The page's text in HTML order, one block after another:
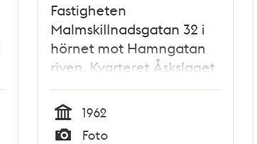
Fastigheten
Malmskillnadsgatan 32 i
hörnet mot Hamngatan
riven. Kvarteret Åskslaget
ingår i nuvarande kv.
Trollhättan. Här ligger nu
Gallerian
Tid
1962
Foto